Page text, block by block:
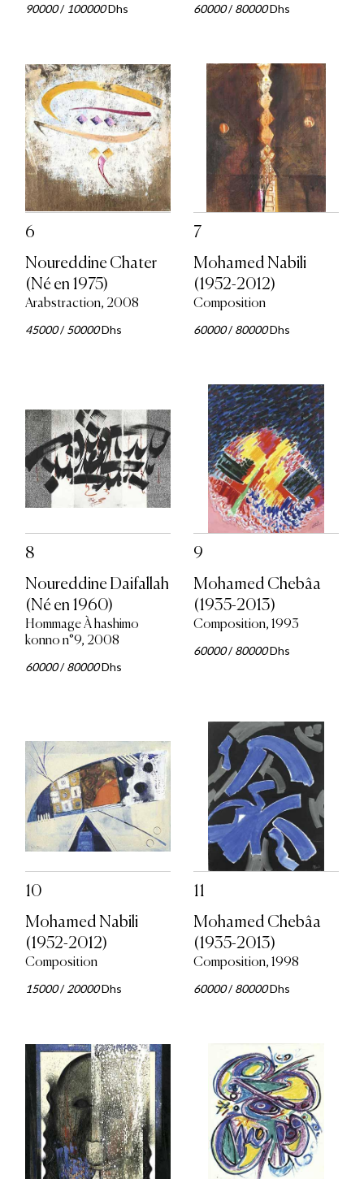
90000/ 100000Dhs 60000/80000Dhs
6
Noureddine Chater
(Né en 1975)
Arabstraction, 2008
45000/50000Dhs
7
Mohamed Nabili
(1952-2012)
Composition
60000/80000Dhs
8
Noureddine Daifallah
(Né en 1960)
Hommage À hashimo
konno n°9, 2008
60000/80000Dhs
9
Mohamed Chebâa
(1935-2013)
Composition, 1993
60000/80000Dhs
10
Mohamed Nabili
(1952-2012)
Composition
15000/20000Dhs
11
Mohamed Chebâa
(1935-2013)
Composition, 1998
60000/80000Dhs